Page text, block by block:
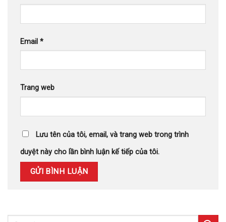
Email *
Trang web
Lưu tên của tôi, email, và trang web trong trình
duyệt này cho lần bình luận kế tiếp của tôi.